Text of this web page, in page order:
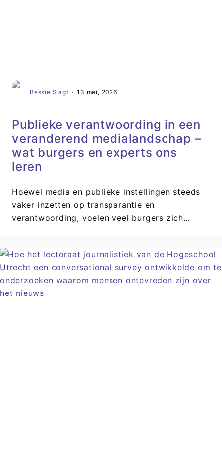
Bessie Slagt · 13 mei, 2026
Publieke verantwoording in een
veranderend medialandschap –
wat burgers en experts ons
leren
Hoewel media en publieke instellingen steeds
vaker inzetten op transparantie en
verantwoording, voelen veel burgers zich…